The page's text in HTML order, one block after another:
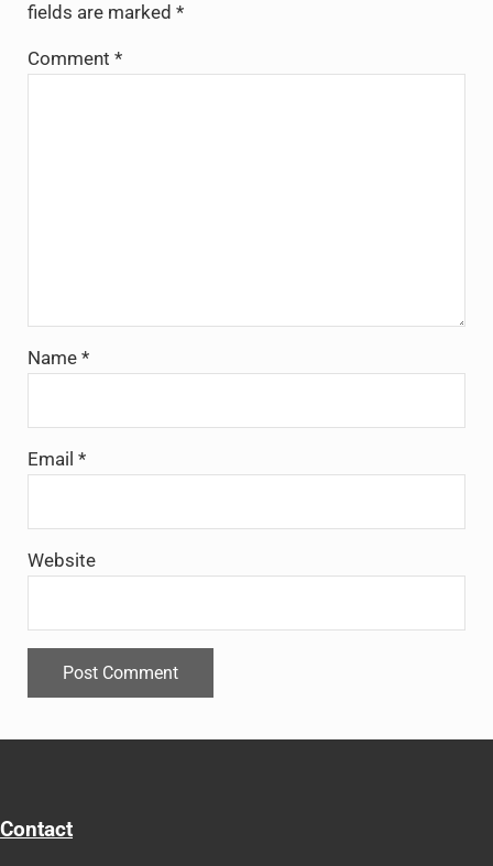
fields are marked *
Comment *
Name *
Email *
Website
Contact